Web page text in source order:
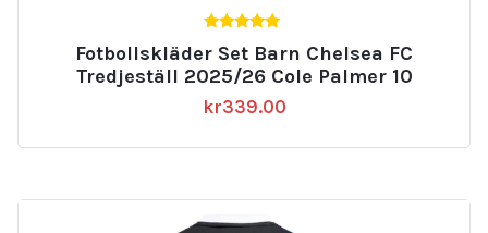
av 5
Fotbollskläder Set Barn Chelsea FC
Tredjeställ 2025/26 Cole Palmer 10
kr339.00